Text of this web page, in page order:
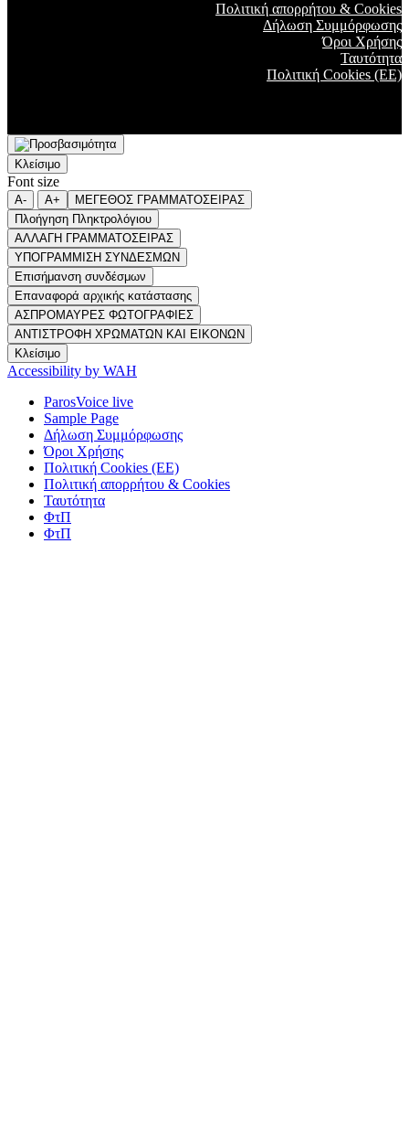
Πολιτική απορρήτου & Cookies
Δήλωση Συμμόρφωσης
Όροι Χρήσης
Ταυτότητα
Πολιτική Cookies (ΕΕ)
Κλείσιμο
Font size
A- A+
ΜΕΓΕΘΟΣ ΓΡΑΜΜΑΤΟΣΕΙΡΑΣ
Πλοήγηση Πληκτρολόγιου
ΑΛΛΑΓΗ ΓΡΑΜΜΑΤΟΣΕΙΡΑΣ
ΥΠΟΓΡΑΜΜΙΣΗ ΣΥΝΔΕΣΜΩΝ
Επισήμανση συνδέσμων
Επαναφορά αρχικής κατάστασης
ΑΣΠΡΟΜΑΥΡΕΣ ΦΩΤΟΓΡΑΦΙΕΣ
ΑΝΤΙΣΤΡΟΦΗ ΧΡΩΜΑΤΩΝ ΚΑΙ ΕΙΚΟΝΩΝ
Κλείσιμο
Accessibility by WAH
ParosVoice live
Sample Page
Δήλωση Συμμόρφωσης
Όροι Χρήσης
Πολιτική Cookies (ΕΕ)
Πολιτική απορρήτου & Cookies
Ταυτότητα
ΦτΠ
ΦτΠ